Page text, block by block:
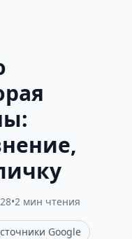
•2 мин чтения
Google